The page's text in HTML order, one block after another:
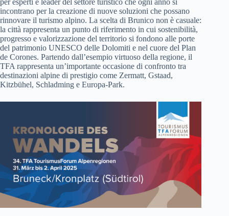
per esperti e leader del settore turistico che ogni anno si
incontrano per la creazione di nuove soluzioni che possano
rinnovare il turismo alpino. La scelta di Brunico non è casuale:
la città rappresenta un punto di riferimento in cui sostenibilità,
progresso e valorizzazione del territorio si fondono alle porte
del patrimonio UNESCO delle Dolomiti e nel cuore del Plan
de Corones. Partendo dall’esempio virtuoso della regione, il
TFA rappresenta un’importante occasione di confronto tra
destinazioni alpine di prestigio come Zermatt, Gstaad,
Kitzbühel, Schladming e Europa-Park.